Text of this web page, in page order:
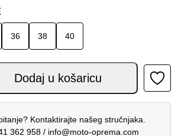
36 38 40
SUPERTECH HLAČE SCENZ
Dodaj u košaricu
Kontaktirajte našeg stručnjaka.
362 958/ info@moto-oprema.com